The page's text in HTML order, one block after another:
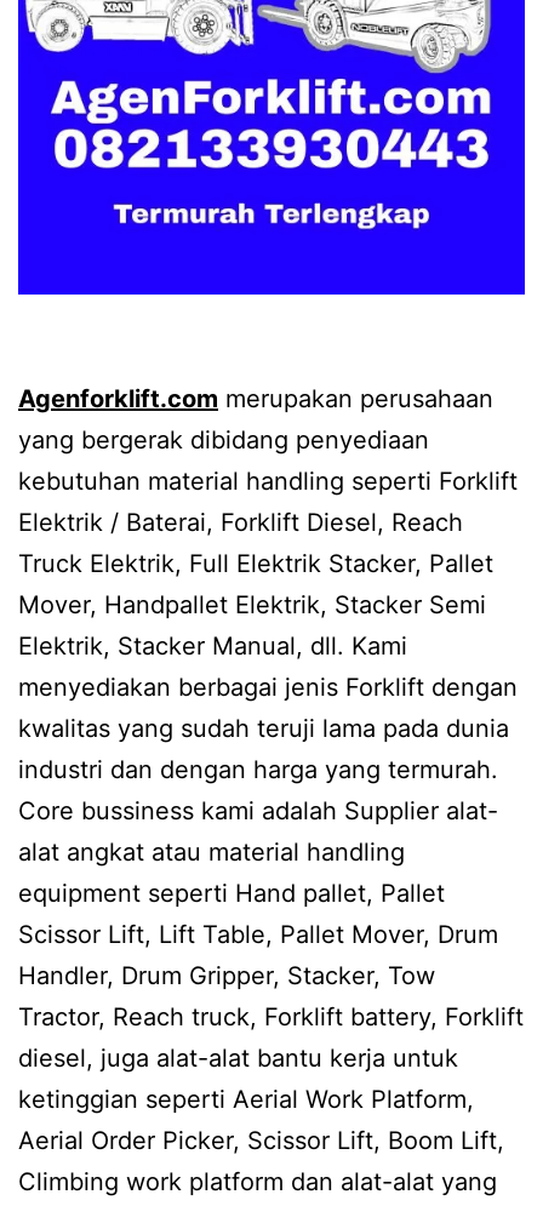
Agenforklift.com merupakan perusahaan
yang bergerak dibidang penyediaan
kebutuhan material handling seperti Forklift
Elektrik / Baterai, Forklift Diesel, Reach
Truck Elektrik, Full Elektrik Stacker, Pallet
Mover, Handpallet Elektrik, Stacker Semi
Elektrik, Stacker Manual, dll. Kami
menyediakan berbagai jenis Forklift dengan
kwalitas yang sudah teruji lama pada dunia
industri dan dengan harga yang termurah.
Core bussiness kami adalah Supplier alat-
alat angkat atau material handling
equipment seperti Hand pallet, Pallet
Scissor Lift, Lift Table, Pallet Mover, Drum
Handler, Drum Gripper, Stacker, Tow
Tractor, Reach truck, Forklift battery, Forklift
diesel, juga alat-alat bantu kerja untuk
ketinggian seperti Aerial Work Platform,
Aerial Order Picker, Scissor Lift, Boom Lift,
Climbing work platform dan alat-alat yang